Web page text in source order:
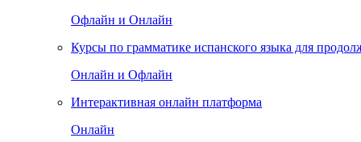
Офлайн и Онлайн
Курсы по грамматике испанского языка для
Онлайн и Офлайн
Интерактивная онлайн платформа
Онлайн